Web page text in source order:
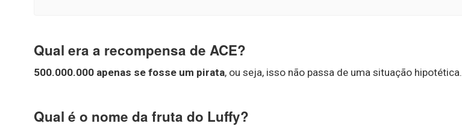
Qual era a recompensa de ACE?
500.000.000 apenas se fosse um pirata, ou seja, isso não passa de uma situação hipotética.
Qual é o nome da fruta do Luffy?